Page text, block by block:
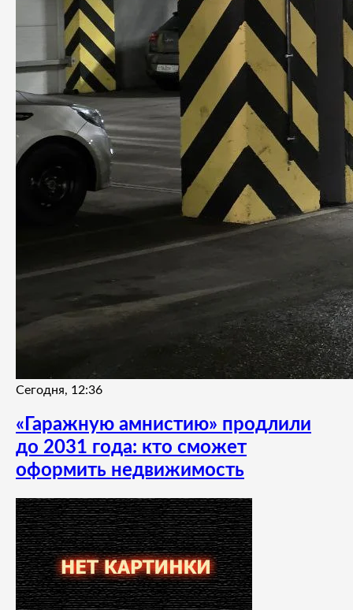
Сегодня, 12:36
«Гаражную амнистию» продлили
до 2031 года: кто сможет
оформить недвижимость